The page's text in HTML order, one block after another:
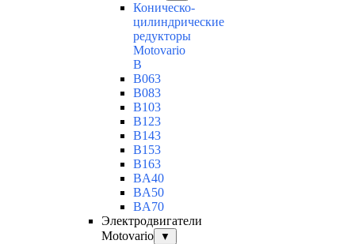
Коническо-
цилиндрические
редукторы
Motovario
B
B063
B083
B103
B123
B143
B153
B163
BA40
BA50
BA70
Электродвигатели
Motovario
▼